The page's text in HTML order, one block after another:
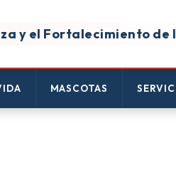
y el Fortalecimiento de
MASCOTAS